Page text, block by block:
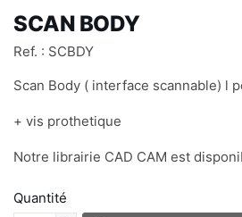
SCAN BODY
Ref. : SCBDY
Scan Body ( interface scannable) l
+ vis prothetique
Notre librairie CAD CAM est
Quantité